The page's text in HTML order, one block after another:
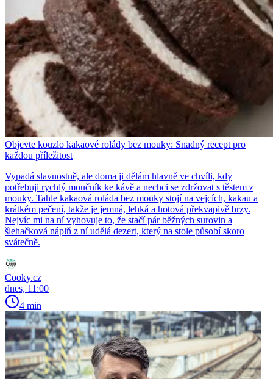
Objevte kouzlo kakaové rolády bez mouky: Snadný recept pro
každou příležitost
Vypadá slavnostně, ale doma ji dělám hlavně ve chvíli, kdy
potřebuji rychlý moučník ke kávě a nechci se zdržovat s těstem z
mouky. Tahle kakaová roláda bez mouky stojí na vejcích, kakau a
krátkém pečení, takže je jemná, lehká a hotová překvapivě brzy.
Nejvíc mi na ní vyhovuje to, že stačí pár běžných surovin a
šlehačková náplň z ní udělá dezert, který na stole působí skoro
svátečně.
Cooky.cz
dnes, 11:00
4 min